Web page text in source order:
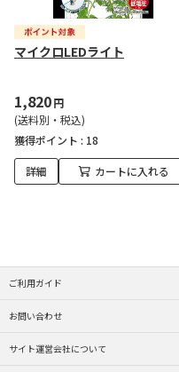
マイクロLEDライト
1,820円
(送料別・税込)
獲得ポイント : 18
詳細 カートに入れる
ご利用ガイド
お問い合わせ
サイト運営会社について